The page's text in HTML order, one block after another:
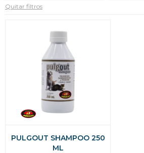
Quitar filtros
PULGOUT SHAMPOO 250
ML